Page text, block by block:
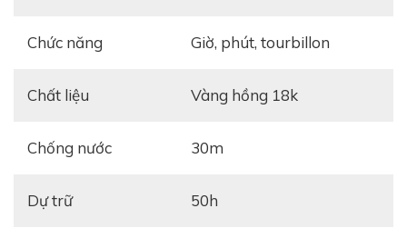
Chức năng giờ, phút, tourbillon
Chất liệu vàng hồng 18k
Chống nước 30m
Dự trữ 50h